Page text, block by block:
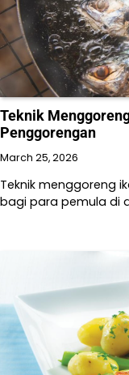
Teknik
Penggorengan
March 25, 2026
Teknik menggoreng
bagi para pemula di